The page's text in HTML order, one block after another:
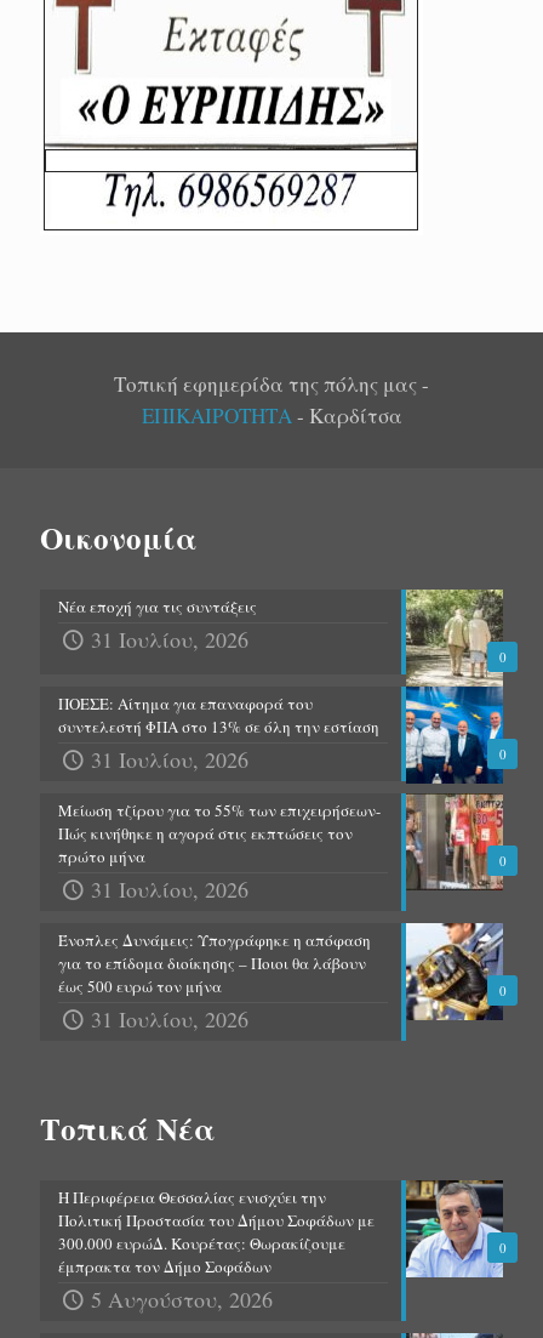
Τοπική εφημερίδα της πόλης μας -
ΕΠΙΚΑΙΡΟΤΗΤΑ- Καρδίτσα
Οικονομία
0
Νέα εποχή για τις συντάξεις
31 Ιουλίου, 2026
0
ΠΟΕΣΕ: Αίτημα για επαναφορά του
συντελεστή ΦΠΑ στο 13% σε όλη την εστίαση
31 Ιουλίου, 2026
0
Μείωση τζίρου για το 55% των επιχειρήσεων-
Πώς κινήθηκε η αγορά στις εκπτώσεις τον
πρώτο μήνα
31 Ιουλίου, 2026
0
Ένοπλες Δυνάμεις: Υπογράφηκε η απόφαση
για το επίδομα διοίκησης – Ποιοι θα λάβουν
έως 500 ευρώ τον μήνα
31 Ιουλίου, 2026
Τοπικά Νέα
0
Η Περιφέρεια Θεσσαλίας ενισχύει την
Πολιτική Προστασία του Δήμου Σοφάδων με
300.000 ευρώΔ. Κουρέτας: Θωρακίζουμε
έμπρακτα τον Δήμο Σοφάδων
5 Αυγούστου, 2026